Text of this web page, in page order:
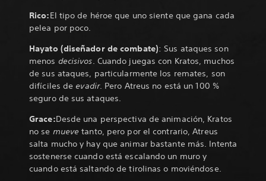
Rico:El tipo de héroe que uno siente que gana cada
pelea por poco.
Hayato (diseñador de combate): Sus ataques son
menos decisivos. Cuando juegas con Kratos, muchos
de sus ataques, particularmente los remates, son
difíciles de evadir. Pero Atreus no está un 100 %
seguro de sus ataques.
Grace:Desde una perspectiva de animación, Kratos
no se muevetanto, pero por el contrario, Atreus
salta mucho y hay que animar bastante más. Intenta
sostenerse cuando está escalando un muro y
cuando está saltando de tirolinas o moviéndose.